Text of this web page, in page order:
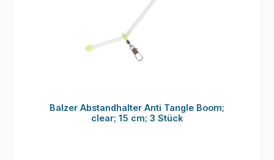
Balzer Abstandhalter Anti Tangle Boom;
clear; 15 cm; 3 Stück